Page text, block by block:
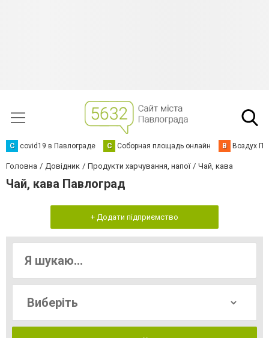
C covid19 в Павлограде С Соборная площадь онлайн В Воздух
Головна Довідник Продукти харчування, напої Чай, кава
Чай, кава Павлоград
+ Додати підприємство